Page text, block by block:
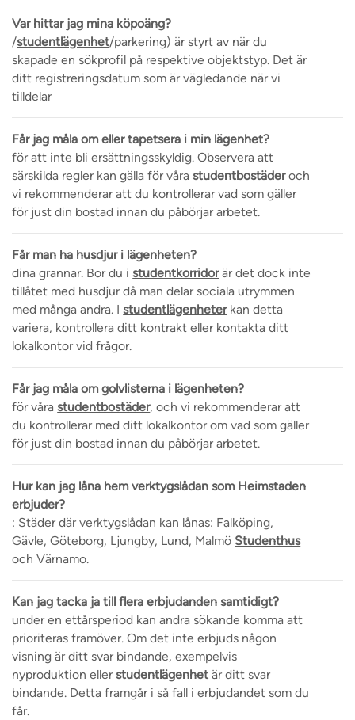
Var hittar jag mina köpoäng?
/studentlägenhet/parkering) är styrt av när du
skapade en sökprofil på respektive objektstyp. Det är
ditt registreringsdatum som är vägledande när vi
tilldelar
Får jag måla om eller tapetsera i min lägenhet?
för att inte bli ersättningsskyldig. Observera att
särskilda regler kan gälla för våra studentbostäderoch
vi rekommenderar att du kontrollerar vad som gäller
för just din bostad innan du påbörjar arbetet.
Får man ha husdjur i lägenheten?
dina grannar. Bor du i studentkorridorär det dock inte
tillåtet med husdjur då man delar sociala utrymmen
med många andra. I studentlägenheterkan detta
variera, kontrollera ditt kontrakt eller kontakta ditt
lokalkontor vid frågor.
Får jag måla om golvlisterna i lägenheten?
för våra studentbostäder, och vi rekommenderar att
du kontrollerar med ditt lokalkontor om vad som gäller
för just din bostad innan du påbörjar arbetet.
Hur kan jag låna hem verktygslådan som Heimstaden
erbjuder?
: Städer där verktygslådan kan lånas: Falköping,
Gävle, Göteborg, Ljungby, Lund, Malmö Studenthus
och Värnamo.
Kan jag tacka ja till flera erbjudanden samtidigt?
under en ettårsperiod kan andra sökande komma att
prioriteras framöver. Om det inte erbjuds någon
visning är ditt svar bindande, exempelvis
nyproduktion eller studentlägenhet är ditt svar
bindande. Detta framgår i så fall i erbjudandet som du
får.